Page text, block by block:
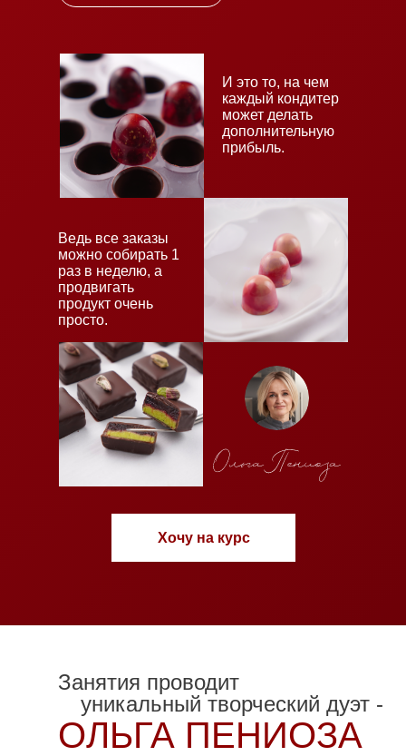
И это то, на чем
каждый кондитер
может делать
дополнительную
прибыль.
Ведь все заказы
можно собирать 1
раз в неделю, а
продвигать
продукт очень
просто.
Хочу на курс
Занятия проводит
совершившие настоящий прорыв
рынке современного
ОЛЬГА ПЕНИОЗА
уникальный творческий дуэт -